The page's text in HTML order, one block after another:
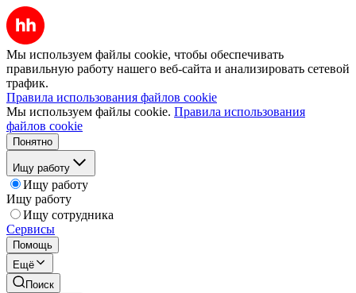
Мы используем файлы cookie, чтобы обеспечивать
правильную работу нашего веб-сайта и анализировать сетевой
трафик.
Правила использования файлов cookie
Мы используем файлы cookie. Правила использования
файлов cookie
Понятно
Ищу работу
Ищу работу
Ищу работу
Ищу сотрудника
Сервисы
Помощь
Ещё
Поиск